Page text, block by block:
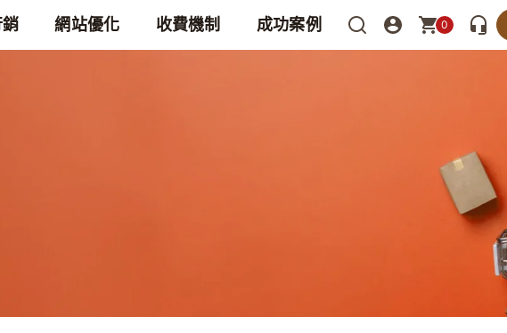
網站優化 收費機制 成功案例 0